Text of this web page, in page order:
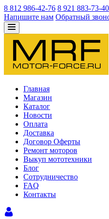
8 812 986-42-76 8 921 883-73-40
Напишите нам Обратный
Главная
Магазин
Каталог
Новости
Оплата
Доставка
Договор Оферты
Ремонт моторов
Выкуп мототехники
Блог
Сотрудничество
FAQ
Контакты